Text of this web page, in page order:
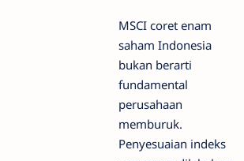
MSCI coret enam
saham Indonesia
bukan berarti
fundamental
perusahaan
memburuk.
Penyesuaian indeks